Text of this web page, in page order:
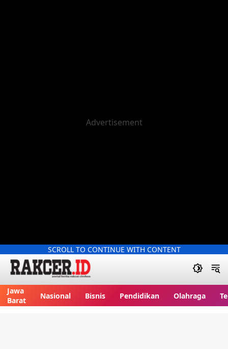
SCROLL TO CONTINUE WITH CONTENT
Jawa
Barat
Nasional Bisnis Pendidikan Olahraga